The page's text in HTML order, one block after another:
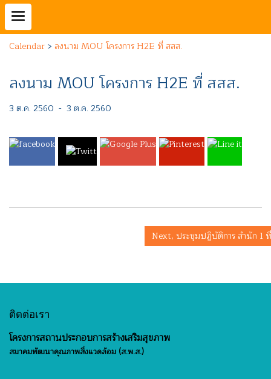
Calendar > ลงนาม MOU โครงการ H2E ที่ สสส.
ลงนาม MOU โครงการ H2E ที่ สสส.
3 ต.ค. 2560 - 3 ต.ค. 2560
Next, ประชุมปฏิบัติการ สำนัก 1
ติดต่อเรา
โครงการสถานประกอบการสร้างเสริมสุขภาพ
สมาคมพัฒนาคุณภาพสิ่งแวดล้อม (ส.พ.ส.)